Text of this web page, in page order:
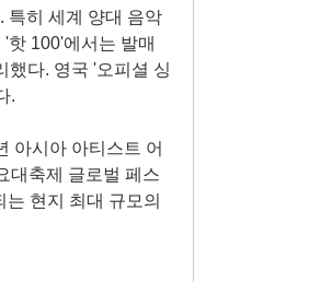
특히 세계 양대 음악
핫 100'에서는 발매
했다. 영국 '오피셜 싱
.
아시아 아티스트 어
대축제 글로벌 페스
현지 최대 규모의